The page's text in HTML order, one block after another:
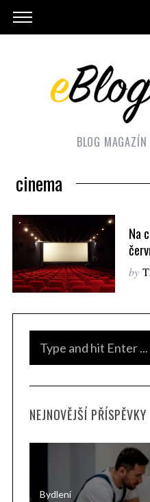
BLOG
cinema
Na
by
c
NEJNOVĚJŠÍ PŘÍSPĚVKY
Bydlení